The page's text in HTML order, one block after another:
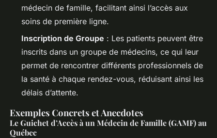
médecin de famille, facilitant ainsi l’accès aux
soins de première ligne.
Inscription de Groupe : Les patients peuvent être
inscrits dans un groupe de médecins, ce qui leur
permet de rencontrer différents professionnels de
la santé à chaque rendez-vous, réduisant ainsi les
délais d’attente.
Exemples Concrets et Anecdotes
Le Guichet d’Accès à un Médecin de Famille (GAMF) au
Québec